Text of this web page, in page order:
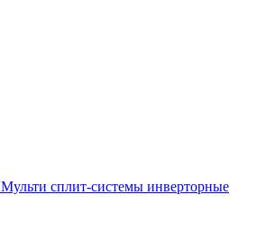
Мульти сплит-системы инверторные